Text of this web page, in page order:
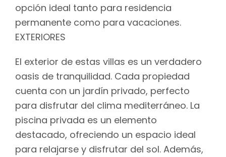
opción ideal tanto para residencia
permanente como para vacaciones.
EXTERIORES
El exterior de estas villas es un verdadero
oasis de tranquilidad. Cada propiedad
cuenta con un jardín privado, perfecto
para disfrutar del clima mediterráneo. La
piscina privada es un elemento
destacado, ofreciendo un espacio ideal
para relajarse y disfrutar del sol. Además,